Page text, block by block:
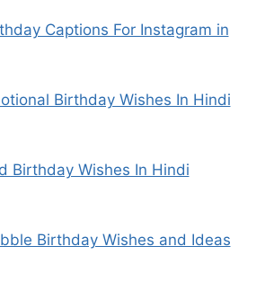
Captions For Instagram in
Birthday Wishes In Hindi
Birthday Wishes In Hindi
Birthday Wishes and Ideas